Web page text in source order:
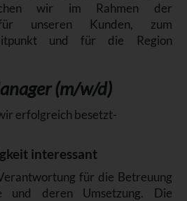
wir im Rahmen der
für unseren Kunden, zum
und für die Region
(m/w/d)
erfolgreich besetzt-
interessant
für die Betreuung
und deren Umsetzung. Die